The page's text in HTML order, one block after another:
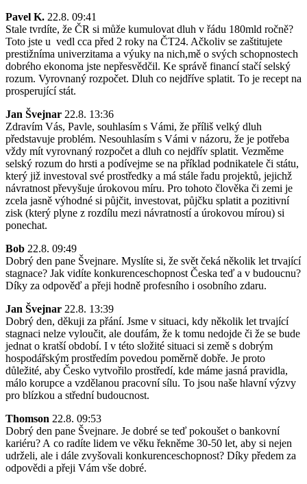
Pavel K. 22.8. 09:41
Stale tvrdíte, že ČR si může kumulovat dluh v řádu 180mld ročně?
Toto jste u vedl cca před 2 roky na ČT24. Ačkoliv se zaštitujete
prestižníma univerzitama a výuky na nich,mě o svých schopnostech
dobrého ekonoma jste nepřesvědčil. Ke správě financí stačí selský
rozum. Vyrovnaný rozpočet. Dluh co nejdříve splatit. To je recept na
prosperující stát.
Jan Švejnar 22.8. 13:36
Zdravím Vás, Pavle, souhlasím s Vámi, že příliš velký dluh
představuje problém. Nesouhlasím s Vámi v názoru, že je potřeba
vždy mít vyrovnaný rozpočet a dluh co nejdřív splatit. Vezměme
selský rozum do hrsti a podívejme se na příklad podnikatele či státu,
který již investoval své prostředky a má stále řadu projektů, jejichž
návratnost převyšuje úrokovou míru. Pro tohoto člověka či zemi je
zcela jasně výhodné si půjčit, investovat, půjčku splatit a pozitivní
zisk (který plyne z rozdílu mezi návratností a úrokovou mírou) si
ponechat.
Bob 22.8. 09:49
Dobrý den pane Švejnare. Myslíte si, že svět čeká několik let trvající
stagnace? Jak vidíte konkurenceschopnost Česka teď a v budoucnu?
Díky za odpověď a přeji hodně profesního i osobního zdaru.
Jan Švejnar 22.8. 13:39
Dobrý den, děkuji za přání. Jsme v situaci, kdy několik let trvající
stagnaci nelze vyloučit, ale doufám, že k tomu nedojde či že se bude
jednat o kratší období. I v této složité situaci si země s dobrým
hospodářským prostředím povedou poměrně dobře. Je proto
důležité, aby Česko vytvořilo prostředí, kde máme jasná pravidla,
málo korupce a vzdělanou pracovní sílu. To jsou naše hlavní výzvy
pro blízkou a střední budoucnost.
Thomson 22.8. 09:53
Dobrý den pane Švejnare. Je dobré se teď pokoušet o bankovní
kariéru? A co radíte lidem ve věku řekněme 30-50 let, aby si nejen
udrželi, ale i dále zvyšovali konkurenceschopnost? Díky předem za
odpovědi a přeji Vám vše dobré.